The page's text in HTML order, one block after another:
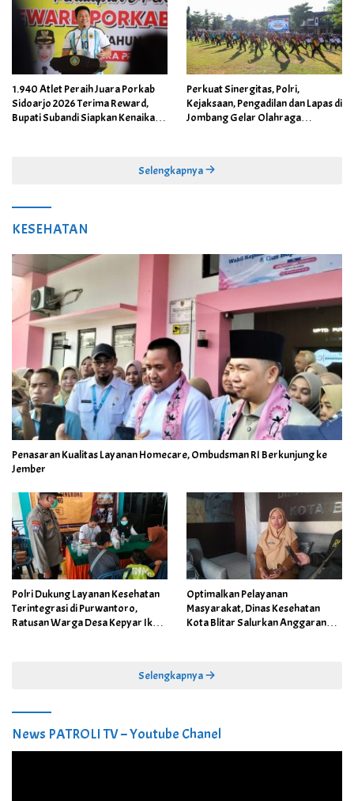
1.940 Atlet Peraih Juara Porkab
Sidoarjo 2026 Terima Reward,
Bupati Subandi Siapkan Kenaikan
Perkuat Sinergitas, Polri,
Kejaksaan, Pengadilan dan Lapas di
Jombang Gelar Olahraga
Selengkapnya
KESEHATAN
Penasaran Kualitas Layanan Homecare, Ombudsman RI Berkunjung ke
Jember
Polri Dukung Layanan Kesehatan
Terintegrasi di Purwantoro,
Ratusan Warga Desa Kepyar Ikuti
Optimalkan Pelayanan
Masyarakat, Dinas Kesehatan
Kota Blitar Salurkan Anggaran
Selengkapnya
News PATROLI TV – Youtube Chanel